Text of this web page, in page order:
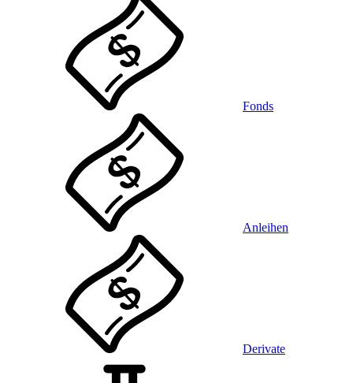
Fonds
Anleihen
Derivate